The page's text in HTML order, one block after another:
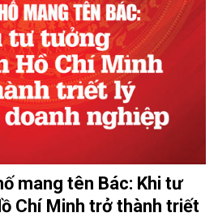
mang tên Bác: Khi tư
Chí Minh trở thành triết